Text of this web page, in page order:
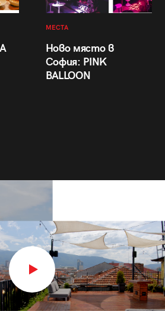
МЕСТА
Ново място в
София: PINK
BALLOON